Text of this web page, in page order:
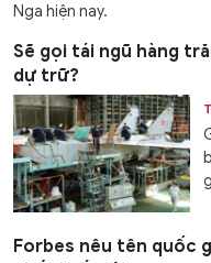
Nga hiện nay.
Sẽ gọi tái ngũ hàng
dự trữ?
Forbes nêu tên quốc